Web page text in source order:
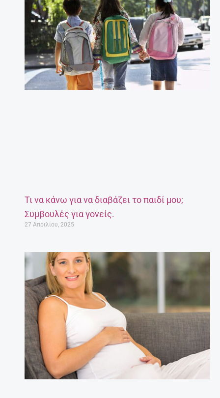
Τι να κάνω για να διαβάζει το παιδί μου;
Συμβουλές για γονείς.
27 Απριλίου, 2025